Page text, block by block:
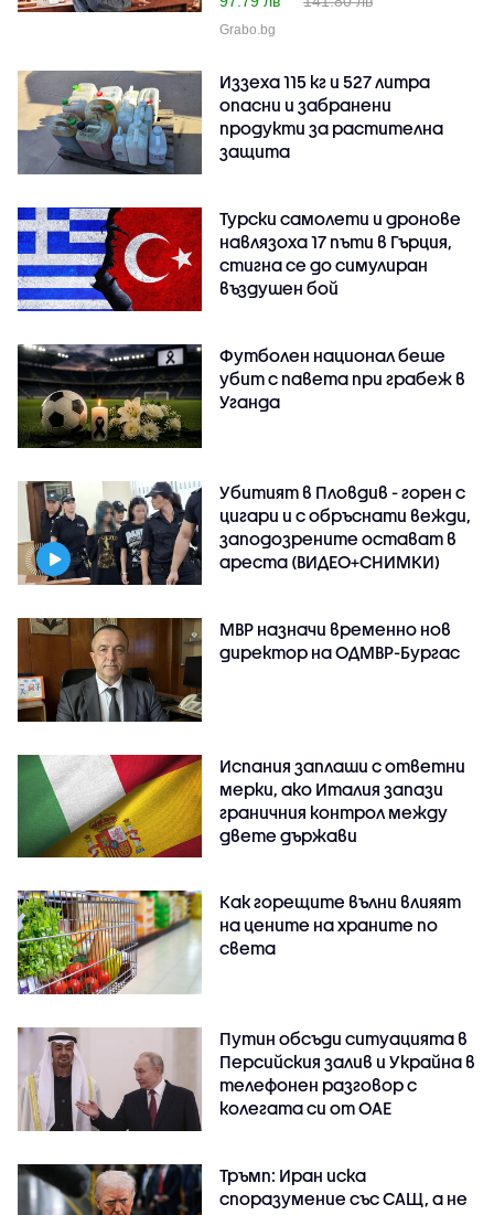
Grabo.bg
Иззеха 115 кг и 527 литра
опасни и забранени
продукти за растителна
защита
Турски самолети и дронове
навлязоха 17 пъти в Гърция,
стигна се до симулиран
въздушен бой
Футболен национал беше
убит с павета при грабеж в
Уганда
Убитият в Пловдив - горен с
цигари и с обръснати вежди,
заподозрените остават в
ареста (ВИДЕО+СНИМКИ)
МВР назначи временно нов
директор на ОДМВР-Бургас
Испания заплаши с ответни
мерки, ако Италия запази
граничния контрол между
двете държави
Как горещите вълни влияят
на цените на храните по
света
Путин обсъди ситуацията в
Персийския залив и Украйна в
телефонен разговор с
колегата си от ОАЕ
Тръмп: Иран иска
споразумение със САЩ, а не